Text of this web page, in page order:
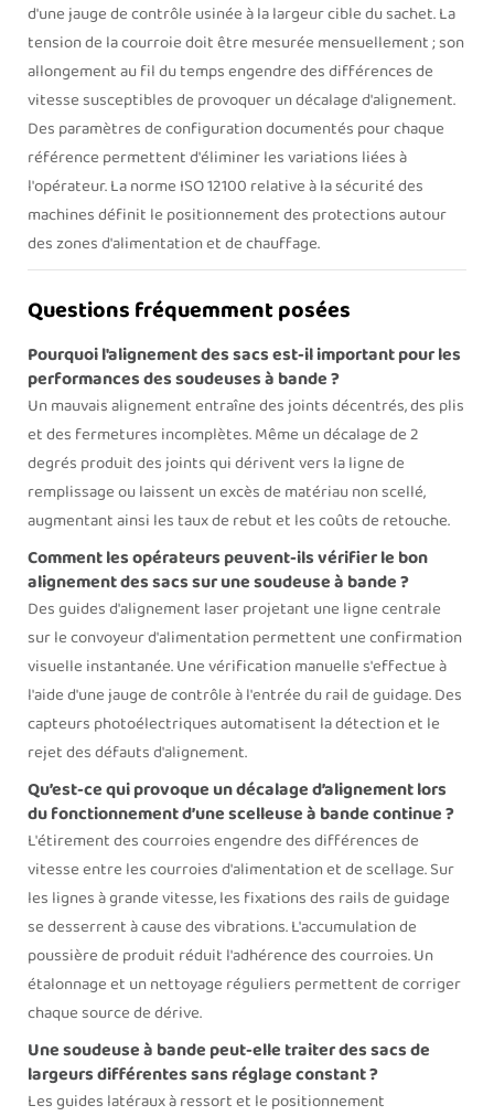
d'une jauge de contrôle usinée à la largeur cible du sachet. La
tension de la courroie doit être mesurée mensuellement ; son
allongement au fil du temps engendre des différences de
vitesse susceptibles de provoquer un décalage d'alignement.
Des paramètres de configuration documentés pour chaque
référence permettent d'éliminer les variations liées à
l'opérateur. La norme ISO 12100 relative à la sécurité des
machines définit le positionnement des protections autour
des zones d'alimentation et de chauffage.
Questions fréquemment posées
Pourquoi l'alignement des sacs est-il important pour les
performances des soudeuses à bande ?
Un mauvais alignement entraîne des joints décentrés, des plis
et des fermetures incomplètes. Même un décalage de 2
degrés produit des joints qui dérivent vers la ligne de
remplissage ou laissent un excès de matériau non scellé,
augmentant ainsi les taux de rebut et les coûts de retouche.
Comment les opérateurs peuvent-ils vérifier le bon
alignement des sacs sur une soudeuse à bande ?
Des guides d'alignement laser projetant une ligne centrale
sur le convoyeur d'alimentation permettent une confirmation
visuelle instantanée. Une vérification manuelle s'effectue à
l'aide d'une jauge de contrôle à l'entrée du rail de guidage. Des
capteurs photoélectriques automatisent la détection et le
rejet des défauts d'alignement.
Qu’est-ce qui provoque un décalage d’alignement lors
du fonctionnement d’une scelleuse à bande continue ?
L'étirement des courroies engendre des différences de
vitesse entre les courroies d'alimentation et de scellage. Sur
les lignes à grande vitesse, les fixations des rails de guidage
se desserrent à cause des vibrations. L'accumulation de
poussière de produit réduit l'adhérence des courroies. Un
étalonnage et un nettoyage réguliers permettent de corriger
chaque source de dérive.
Une soudeuse à bande peut-elle traiter des sacs de
largeurs différentes sans réglage constant ?
Les guides latéraux à ressort et le positionnement